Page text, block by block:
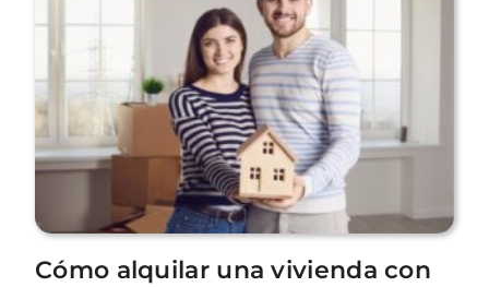
Cómo alquilar una vivienda con